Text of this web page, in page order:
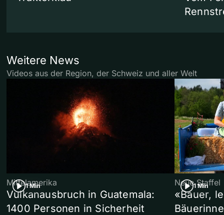
Weitere News
Videos aus der Region, der Schweiz und aller Welt
1 Min
Mittelamerika
Vulkanausbruch in Guatemala:
1400 Personen in Sicherheit
1 Min
Neue Staffel
«Bauer,